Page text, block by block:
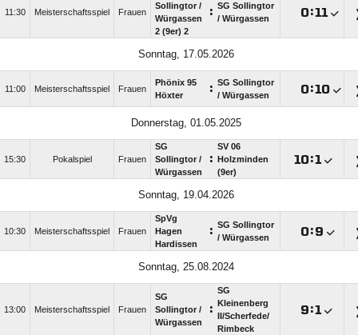
11:30 Meisterschaftsspiel Frauen
Sollingtor /​
Würgassen
2 (9er) 2
: SG Sollingtor
/​ Würgassen
:
Sonntag, 17.05.2026
11:00 Meisterschaftsspiel Frauen
Phönix 95
Höxter
: SG Sollingtor
/​ Würgassen
:
Donnerstag, 01.05.2025
15:30 Pokalspiel Frauen
SG
Sollingtor /​
Würgassen
:
SV 06
Holzminden
(9er)
:
Sonntag, 19.04.2026
10:30 Meisterschaftsspiel Frauen
SpVg
Hagen
Hardissen
: SG Sollingtor
/​ Würgassen
:
Sonntag, 25.08.2024
13:00 Meisterschaftsspiel Frauen
SG
Sollingtor /​
Würgassen
:
SG
Kleinenberg
II/​Scherfede/​
Rimbeck
: